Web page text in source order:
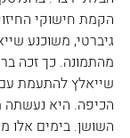
הקמת חישוקי
גיברטי, משוכנע
מהתמונה. כך זכה
הכיפה. היא נעשתה
השושן. בימים אלו ממש